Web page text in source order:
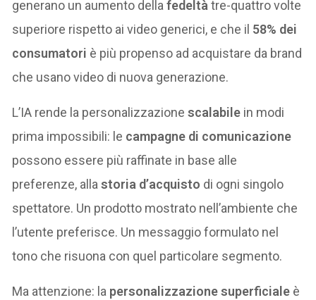
generano un aumento dellafedeltàtre-quattro volte
superiore rispetto ai video generici, e che il 58% dei
consumatori è più propenso ad acquistare da brand
che usano video di nuova generazione.
L’IA rende la personalizzazionescalabile in modi
prima impossibili: le campagne di comunicazione
possono essere più raffinate in base alle
preferenze, allastoria d’acquisto di ogni singolo
spettatore. Un prodotto mostrato nell’ambiente che
l’utente preferisce. Un messaggio formulato nel
tono che risuona con quel particolare segmento.
Ma attenzione: la personalizzazione superficiale è